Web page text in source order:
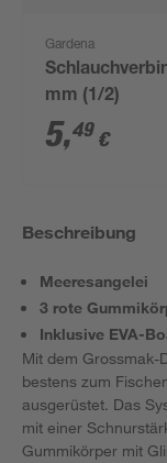
Gardena
mm (1/2)
5,49 €
Beschreibung
Meeresangelei
3 rote
Inklusive EVA-
Mit dem Grossmak-
bestens zum
ausgerüstet. Das
mit einer
Gummikörper mit